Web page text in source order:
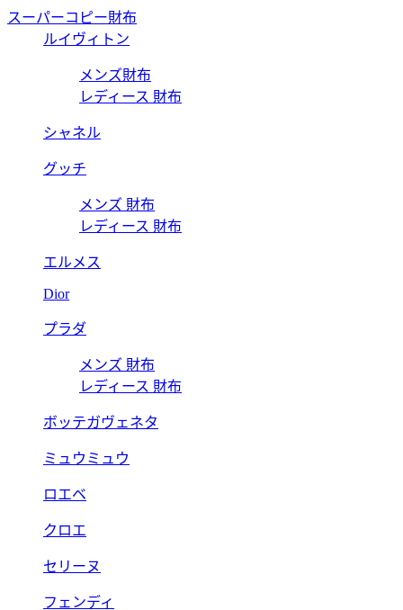
スーパーコピー財布
ルイヴィトン
メンズ財布
レディース 財布
シャネル
グッチ
メンズ 財布
レディース 財布
エルメス
Dior
プラダ
メンズ 財布
レディース 財布
ボッテガヴェネタ
ミュウミュウ
ロエベ
クロエ
セリーヌ
フェンディ